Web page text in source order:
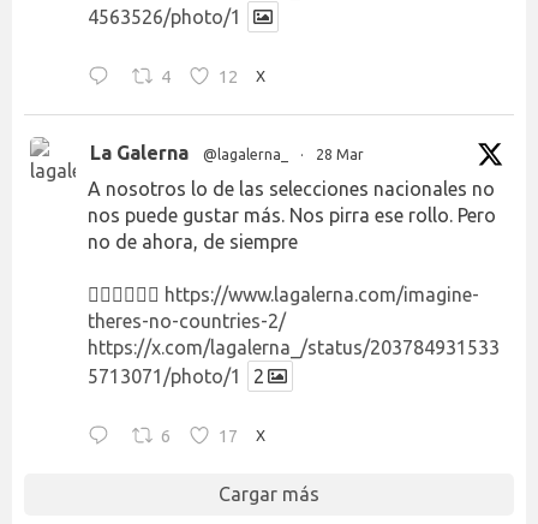
4563526/photo/1
4 12 X
La Galerna @lagalerna_ · 28 Mar
A nosotros lo de las selecciones nacionales no
nos puede gustar más. Nos pirra ese rollo. Pero
no de ahora, de siempre
👉🏻👉🏻👉🏻 https://www.lagalerna.com/imagine-
theres-no-countries-2/
https://x.com/lagalerna_/status/203784931533
5713071/photo/1
2
6 17 X
Cargar más